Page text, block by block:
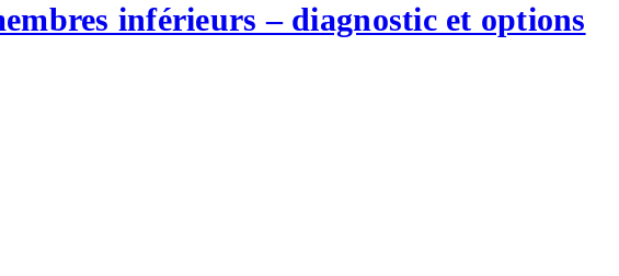
inférieurs – diagnostic et options